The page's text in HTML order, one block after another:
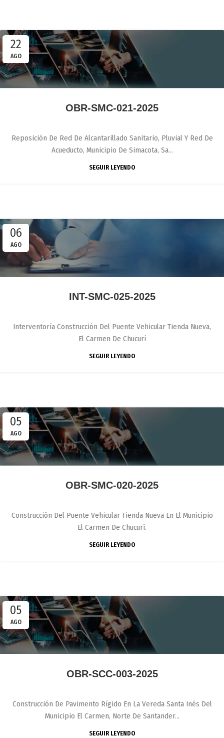
22
AGO
OBR-SMC-021-2025
Reposición De Red De Alcantarillado Sanitario, Pluvial Y Red De
Acueducto, Municipio De Simacota, Sa...
SEGUIR LEYENDO
06
AGO
INT-SMC-025-2025
Interventoría Construcción Del Puente Vehicular Tienda Nueva,
El Carmen De Chucurí
SEGUIR LEYENDO
05
AGO
OBR-SMC-020-2025
Construcción Del Puente Vehicular Tienda Nueva En El Municipio
El Carmen De Chucurí.
SEGUIR LEYENDO
05
AGO
OBR-SCC-003-2025
Construcción De Pavimento Rígido En La Vereda Santa Inés Del
Municipio El Carmen, Norte De Santander...
SEGUIR LEYENDO